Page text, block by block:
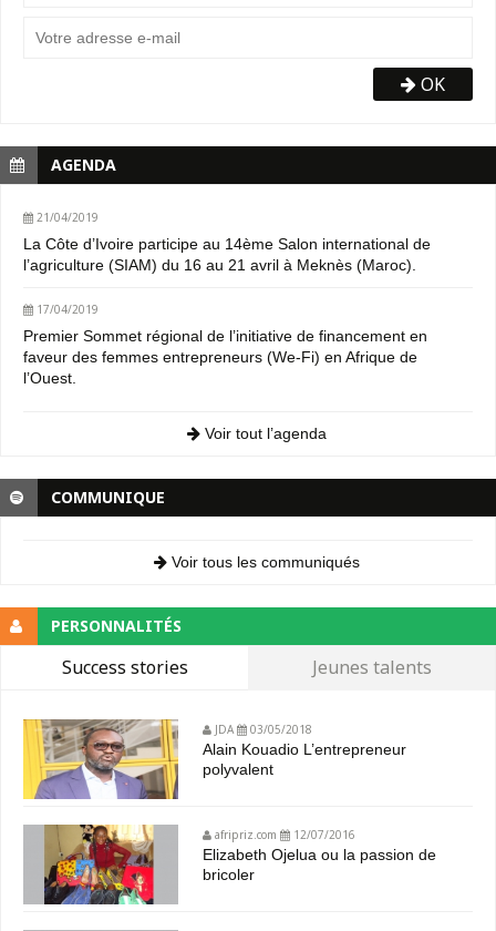
OK
AGENDA
21/04/2019
La Côte d’Ivoire participe au 14ème Salon international de
l’agriculture (SIAM) du 16 au 21 avril à Meknès (Maroc).
17/04/2019
Premier Sommet régional de l’initiative de financement en
faveur des femmes entrepreneurs (We-Fi) en Afrique de
l’Ouest.
Voir tout l’agenda
COMMUNIQUE
Voir tous les communiqués
PERSONNALITÉS
Success stories Jeunes talents
JDA 03/05/2018
Alain Kouadio L’entrepreneur
polyvalent
afripriz.com 12/07/2016
Elizabeth Ojelua ou la passion de
bricoler